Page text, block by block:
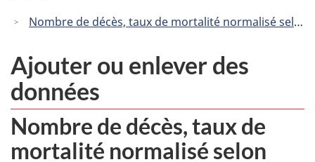
Nombre de décès, taux de mortalité normalisé selon l'âge pour 100 000 habitants et ratio des taux pour toutes les causes et certaines causes de décès selon le quintile de revenu du quartier, Canada (à l'exclusion des territoires) et certaines régions, 2020
Ajouter ou enlever des
données
Nombre de décès, taux de
mortalité normalisé selon